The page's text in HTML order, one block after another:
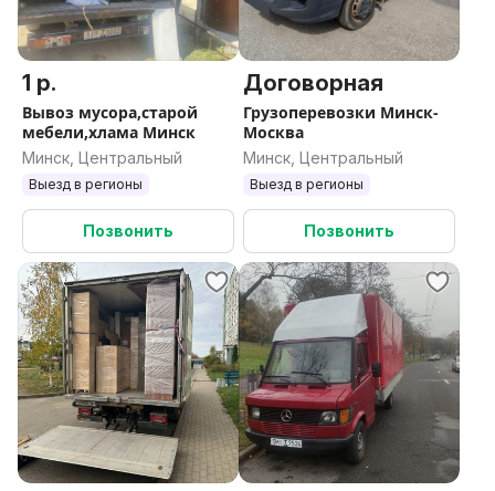
1 р.
Вывоз мусора,старой
мебели,хлама Минск
Минск, Центральный
Выезд в регионы
Позвонить
Договорная
Грузоперевозки Минск-
Москва
Минск, Центральный
Выезд в регионы
Позвонить